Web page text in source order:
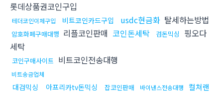
롯데상품권코인구입
테더코인이체구입 비트코인카드구입 usdc현금화 탈세하는방법
암호화폐구매대행 리플코인판매 코인돈세탁 검돈믹싱
핑오다
세탁
코인구매사이트 비트코인전송대행
비트송금업체
대검믹싱 아프리카tv돈믹싱 잡코인판매 바이낸스전송대행
컬쳐랜